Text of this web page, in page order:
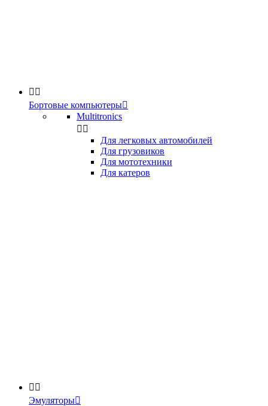
 
Бортовые компьютеры
Multitronics
 
Для легковых автомобилей
Для грузовиков
Для мототехники
Для катеров
 
Эмуляторы